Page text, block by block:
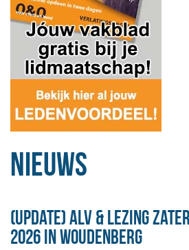
Nieuws
(update) ALV & lezing
2026 in Woudenberg